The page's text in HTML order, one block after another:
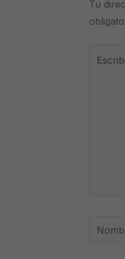
Tu
Nombre*